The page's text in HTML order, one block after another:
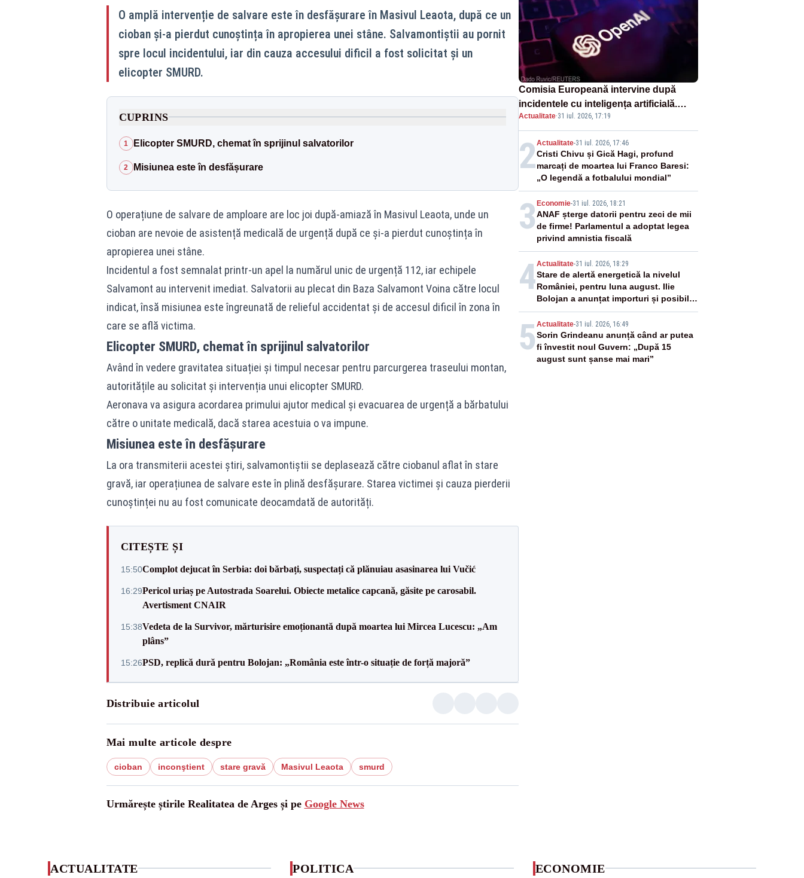
O amplă intervenție de salvare este în desfășurare în Masivul Leaota, după ce un
cioban și-a pierdut cunoștința în apropierea unei stâne. Salvamontiștii au pornit
spre locul incidentului, iar din cauza accesului dificil a fost solicitat și un
elicopter SMURD.
CUPRINS
1 Elicopter SMURD, chemat în sprijinul salvatorilor
2 Misiunea este în desfășurare
O operațiune de salvare de amploare are loc joi după-amiază în Masivul Leaota, unde un
cioban are nevoie de asistență medicală de urgență după ce și-a pierdut cunoștința în
apropierea unei stâne.
Incidentul a fost semnalat printr-un apel la numărul unic de urgență 112, iar echipele
Salvamont au intervenit imediat. Salvatorii au plecat din Baza Salvamont Voina către locul
indicat, însă misiunea este îngreunată de relieful accidentat și de accesul dificil în zona în
care se află victima.
Elicopter SMURD, chemat în sprijinul salvatorilor
Având în vedere gravitatea situației și timpul necesar pentru parcurgerea traseului montan,
autoritățile au solicitat și intervenția unui elicopter SMURD.
Aeronava va asigura acordarea primului ajutor medical și evacuarea de urgență a bărbatului
către o unitate medicală, dacă starea acestuia o va impune.
Misiunea este în desfășurare
La ora transmiterii acestei știri, salvamontiștii se deplasează către ciobanul aflat în stare
gravă, iar operațiunea de salvare este în plină desfășurare. Starea victimei și cauza pierderii
cunoștinței nu au fost comunicate deocamdată de autorități.
CITEȘTE ȘI
15:50Complot dejucat în Serbia: doi bărbați, suspectați că plănuiau asasinarea lui Vučić
16:29Pericol uriaș pe Autostrada Soarelui. Obiecte metalice capcană, găsite pe carosabil.
Avertisment CNAIR
15:38Vedeta de la Survivor, mărturisire emoționantă după moartea lui Mircea Lucescu: „Am
plâns”
15:26PSD, replică dură pentru Bolojan: „România este într-o situație de forță majoră”
Distribuie articolul
Mai multe articole despre
cioban inconştient stare gravă Masivul Leaota smurd
Urmărește știrile Realitatea de Arges și pe Google News
Comisia Europeană intervine după
incidentele cu inteligența artificială.
OpenAI și Anthropic, vizate
Actualitate·31 iul. 2026, 17:19
2Actualitate-31 iul. 2026, 17:46
Cristi Chivu și Gică Hagi, profund
marcați de moartea lui Franco Baresi:
„O legendă a fotbalului mondial”
3 Economie-31 iul. 2026, 18:21
ANAF șterge datorii pentru zeci de mii
de firme! Parlamentul a adoptat legea
privind amnistia fiscală
4Actualitate-31 iul. 2026, 18:29
Stare de alertă energetică la nivelul
României, pentru luna august. Ilie
Bolojan a anunțat importuri și posibile
restricții – VIDEO
5 Actualitate-31 iul. 2026, 16:49
Sorin Grindeanu anunță când ar putea
fi învestit noul Guvern: „După 15
august sunt șanse mai mari”
ACTUALITATE POLITICA ECONOMIE